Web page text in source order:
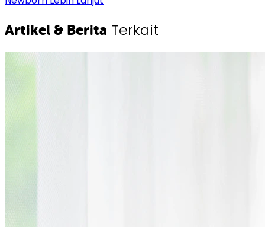
Artikel & Berita Terkait